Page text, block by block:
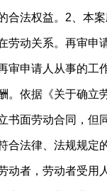
合法权益。2、本
劳动关系。再审申
审申请人从事的工
。依据《关于确立
书面劳动合同，但
合法律、法规规定
动者，劳动者受用